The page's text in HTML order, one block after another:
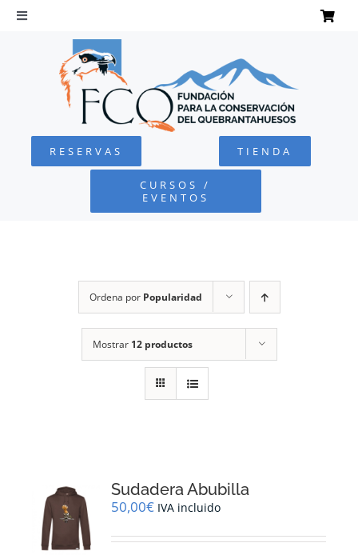
Saltar
Toggle
Navigation
QUEBRANTAHUESOS
FUNDACIÓN
CARRITO
RESERVAS TIENDA
CURSOS /
EVENTOS
Ordena por Popularidad
Mostrar 12 productos
Sudadera Abubilla
50,00€ IVA incluido